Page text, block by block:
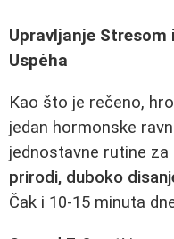
Upravljanje
Uspėha
Kao što je rečeno,
jedan hormonske
jednostavne rutine
prirodi, duboko
Čak i 10-15 minuta